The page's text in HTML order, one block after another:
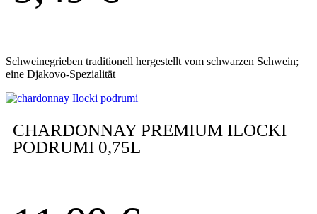
Schweinegrieben traditionell hergestellt vom schwarzen Schwein;
eine Djakovo-Spezialität
CHARDONNAY PREMIUM ILOCKI
PODRUMI 0,75L